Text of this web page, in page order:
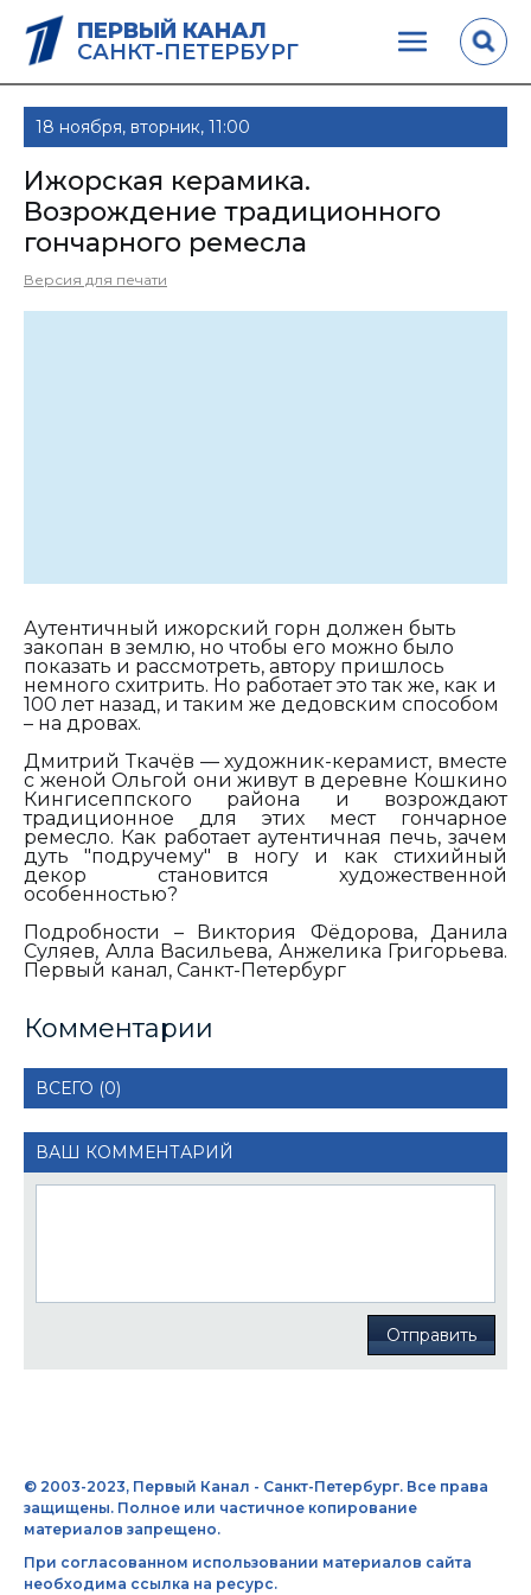
ПЕРВЫЙ КАНАЛ
САНКТ-ПЕТЕРБУРГ
18 ноября, вторник, 11:00
Ижорская керамика.
Возрождение традиционного
гончарного ремесла
Версия для печати
Аутентичный ижорский горн должен быть
закопан в землю, но чтобы его можно было
показать и рассмотреть, автору пришлось
немного схитрить. Но работает это так же, как и
100 лет назад, и таким же дедовским способом
– на дровах.
Дмитрий Ткачёв — художник-керамист, вместе
с женой Ольгой они живут в деревне Кошкино
Кингисеппского района и возрождают
традиционное для этих мест гончарное
ремесло. Как работает аутентичная печь, зачем
дуть "подручему" в ногу и как стихийный
декор становится художественной
особенностью?
Подробности – Виктория Фёдорова, Данила
Суляев, Алла Васильева, Анжелика Григорьева.
Первый канал, Санкт-Петербург
Комментарии
ВСЕГО (0)
ВАШ КОММЕНТАРИЙ
Отправить
© 2003-2023, Первый Канал - Санкт-Петербург. Все права
защищены. Полное или частичное копирование
материалов запрещено.
При согласованном использовании материалов сайта
необходима ссылка на ресурс.